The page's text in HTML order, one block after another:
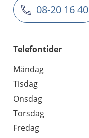
08-20 16 40
Telefontider
Måndag
Tisdag
Onsdag
Torsdag
Fredag